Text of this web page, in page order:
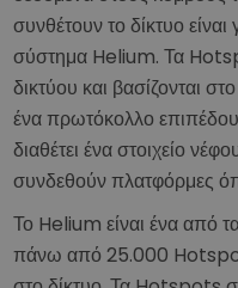
συνθέτουν το δίκτυο
σύστημα Helium. Τα
δικτύου και βασίζονται
ένα πρωτόκολλο
διαθέτει ένα στοιχείο
συνδεθούν πλατφόρμες
Το Helium είναι ένα από
πάνω από 25.000